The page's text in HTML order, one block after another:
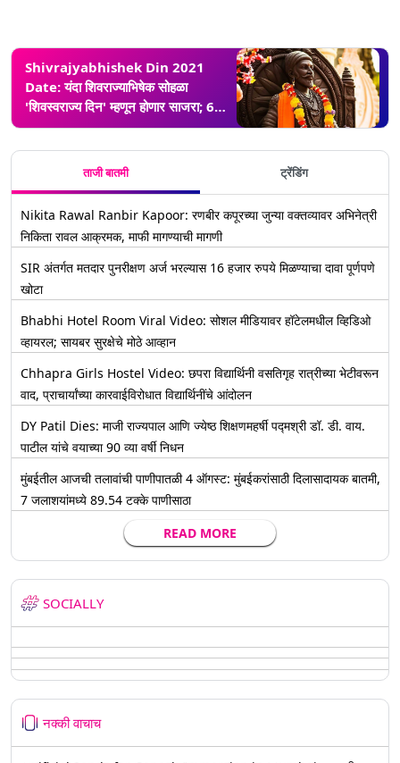
Shivrajyabhishek Din 2021
Date: यंदा शिवराज्याभिषेक सोहळा
'शिवस्वराज्य दिन' म्हणून होणार साजरा; 6
जून रोजी रायगडावर निनादणार महाराजांचा
जयघोष
ताजी बातमी ट्रेंडिंग
Nikita Rawal Ranbir Kapoor: रणबीर कपूरच्या जुन्या वक्तव्यावर अभिनेत्री
निकिता रावल आक्रमक, माफी मागण्याची मागणी
SIR अंतर्गत मतदार पुनरीक्षण अर्ज भरल्यास 16 हजार रुपये मिळण्याचा दावा पूर्णपणे
खोटा
Bhabhi Hotel Room Viral Video: सोशल मीडियावर हॉटेलमधील व्हिडिओ
व्हायरल; सायबर सुरक्षेचे मोठे आव्हान
Chhapra Girls Hostel Video: छपरा विद्यार्थिनी वसतिगृह रात्रीच्या भेटीवरून
वाद, प्राचार्यांच्या कारवाईविरोधात विद्यार्थिनींचे आंदोलन
DY Patil Dies: माजी राज्यपाल आणि ज्येष्ठ शिक्षणमहर्षी पद्मश्री डॉ. डी. वाय.
पाटील यांचे वयाच्या 90 व्या वर्षी निधन
मुंबईतील आजची तलावांची पाणीपातळी 4 ऑगस्ट: मुंबईकरांसाठी दिलासादायक बातमी,
7 जलाशयांमध्ये 89.54 टक्के पाणीसाठा
READ MORE
SOCIALLY
नक्की वाचाच